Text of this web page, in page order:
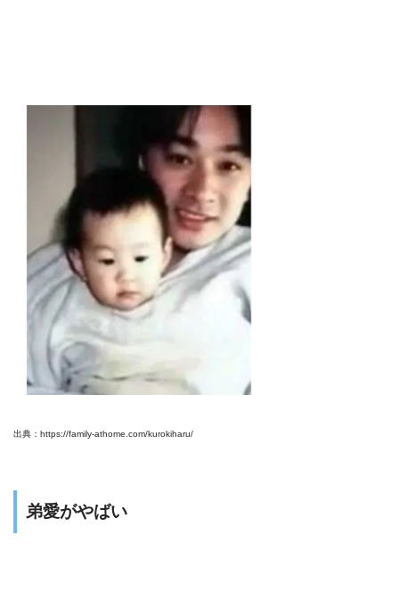
出典：https://family-athome.com/kurokiharu/
弟愛がやばい